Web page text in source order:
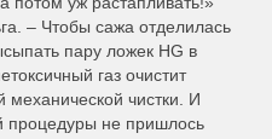
– Чтобы сажа отделилась
пару ложек HG в
газ очистит
чистки. И
процедуры не пришлось